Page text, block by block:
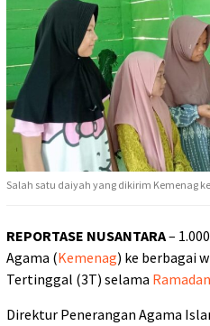
Salah satu daiyah yang dikirim Kemenag
REPORTASE NUSANTARA– 1.000
Agama (Kemenag) ke berbagai
Tertinggal (3T) selama
Direktur Penerangan Agama